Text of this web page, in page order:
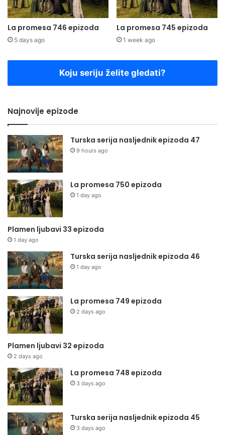
La promesa 746 epizoda
5 days ago
La promesa 745 epizoda
1 week ago
Koju seriju želite gledati?
Najnovije epizode
Turska serija nasljednik epizoda 47
9 hours ago
La promesa 750 epizoda
1 day ago
Plamen ljubavi 33 epizoda
1 day ago
Turska serija nasljednik epizoda 46
1 day ago
La promesa 749 epizoda
2 days ago
Plamen ljubavi 32 epizoda
2 days ago
La promesa 748 epizoda
3 days ago
Turska serija nasljednik epizoda 45
3 days ago